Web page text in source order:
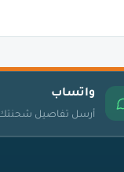
واتساب
أرسل تفاصيل